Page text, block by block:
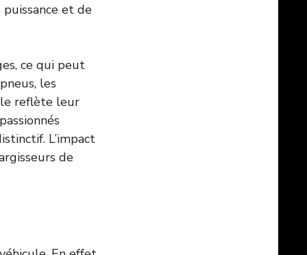
et de
ce qui peut
les
reflète leur
L’impact
de